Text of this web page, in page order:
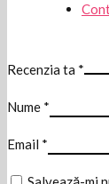
Recenzia ta *
Nume *
Email *